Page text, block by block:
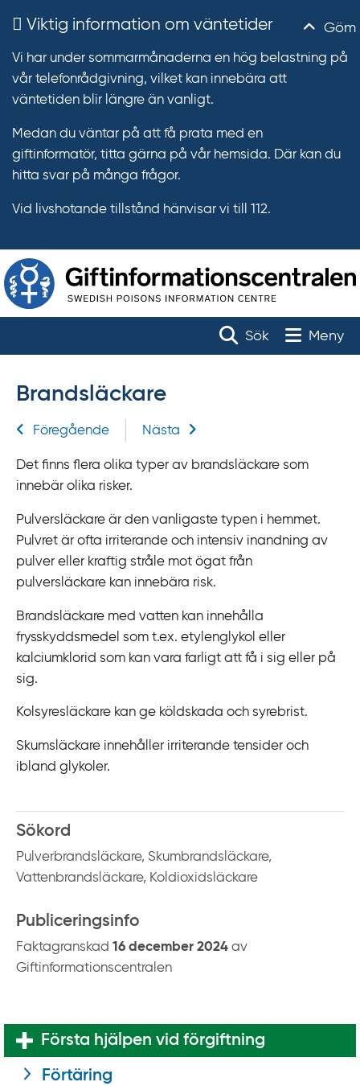
Göm
Viktig information om väntetider
Vi har under sommarmånaderna en hög belastning på
vår telefonrådgivning, vilket kan innebära att
väntetiden blir längre än vanligt.
Medan du väntar på att få prata med en
giftinformatör, titta gärna på vår hemsida. Där kan du
hitta svar på många frågor.
Vid livshotande tillstånd hänvisar vi till 112.
Sök Toggle
Meny
Brandsläckare
Relaterad information
Föregående Nästa
Det finns flera olika typer av brandsläckare som
innebär olika risker.
Pulversläckare är den vanligaste typen i hemmet.
Pulvret är ofta irriterande och intensiv inandning av
pulver eller kraftig stråle mot ögat från
pulversläckare kan innebära risk.
Brandsläckare med vatten kan innehålla
frysskyddsmedel som t.ex. etylenglykol eller
kalciumklorid som kan vara farligt att få i sig eller på
sig.
Kolsyresläckare kan ge köldskada och syrebrist.
Skumsläckare innehåller irriterande tensider och
ibland glykoler.
Sökord
Pulverbrandsläckare, Skumbrandsläckare,
Vattenbrandsläckare, Koldioxidsläckare
Publiceringsinfo
Faktagranskad 16 december 2024 av
Giftinformationscentralen
Första hjälpen vid förgiftning
Förtäring